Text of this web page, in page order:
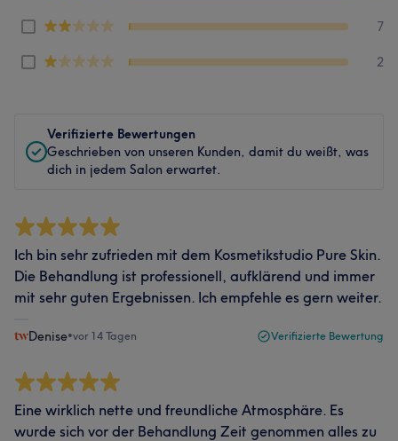
7
2
Verifizierte Bewertungen
Geschrieben von unseren Kunden, damit du weißt, was
dich in jedem Salon erwartet.
Ich bin sehr zufrieden mit dem Kosmetikstudio Pure Skin.
Die Behandlung ist professionell, aufklärend und immer
mit sehr guten Ergebnissen. Ich empfehle es gern weiter.
Denise•vor 14 Tagen Verifizierte Bewertung
Eine wirklich nette und freundliche Atmosphäre. Es
wurde sich vor der Behandlung Zeit genommen alles zu